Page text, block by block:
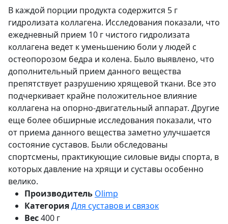
В каждой порции продукта содержится 5 г
гидролизата коллагена. Исследования показали, что
ежедневный прием 10 г чистого гидролизата
коллагена ведет к уменьшению боли у людей с
остеопорозом бедра и колена. Было выявлено, что
дополнительный прием данного вещества
препятствует разрушению хрящевой ткани. Все это
подчеркивает крайне положительное влияние
коллагена на опорно-двигательный аппарат. Другие
еще более обширные исследования показали, что
от приема данного вещества заметно улучшается
состояние суставов. Были обследованы
спортсмены, практикующие силовые виды спорта, в
которых давление на хрящи и суставы особенно
велико.
Производитель Olimp
КатегорияДля суставов и связок
Вес400 г